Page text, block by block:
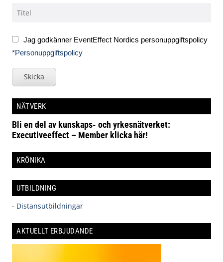
Jag godkänner EventEffect Nordics personuppgiftspolicy
*Personuppgiftspolicy
Skicka
NÄTVERK
Bli en del av kunskaps- och yrkesnätverket:
Executiveeffect – Member klicka här!
KRÖNIKA
UTBILDNING
- Distansutbildningar
AKTUELLT ERBJUDANDE